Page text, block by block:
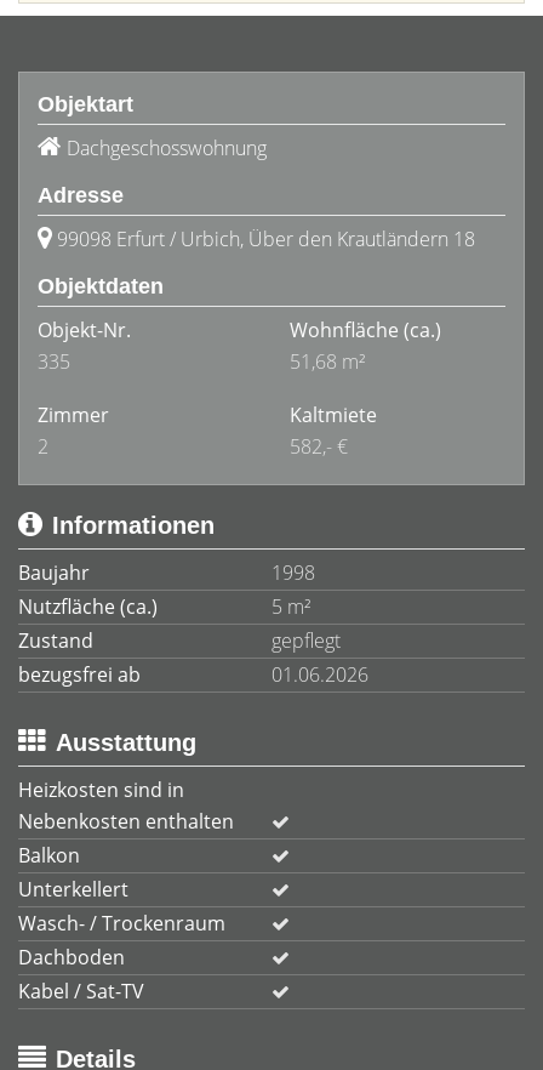
Objektart
Dachgeschosswohnung
Adresse
99098 Erfurt / Urbich, Über den Krautländern 18
Objektdaten
Objekt-Nr.
335
Wohnfläche (ca.)
51,68 m²
Zimmer
2
Kaltmiete
582,- €
Informationen
Baujahr
1998
Nutzfläche (ca.)
5 m²
Zustand
gepflegt
bezugsfrei ab
01.06.2026
Ausstattung
Heizkosten sind in
Nebenkosten enthalten
Balkon
Unterkellert
Wasch- / Trockenraum
Dachboden
Kabel / Sat-TV
Details